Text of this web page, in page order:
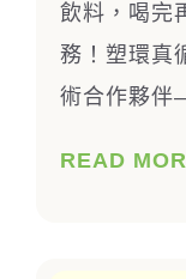
飲料，喝完
務！塑環真
術合作夥伴
READ